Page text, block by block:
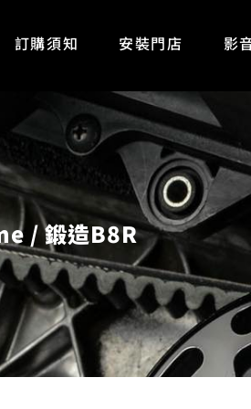
訂購須知 安裝門店 影
鍛造B8R